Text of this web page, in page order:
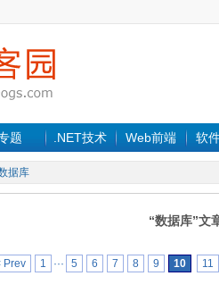
题 .NET技术 Web前端 软
据库
“数据库”文
Prev 1 ··· 5 6 7 8 9 10 11